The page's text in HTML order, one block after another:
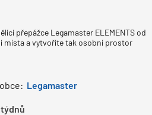
přepážce Legamaster ELEMENTS od
místa a vytvoříte tak osobní prostor
Legamaster